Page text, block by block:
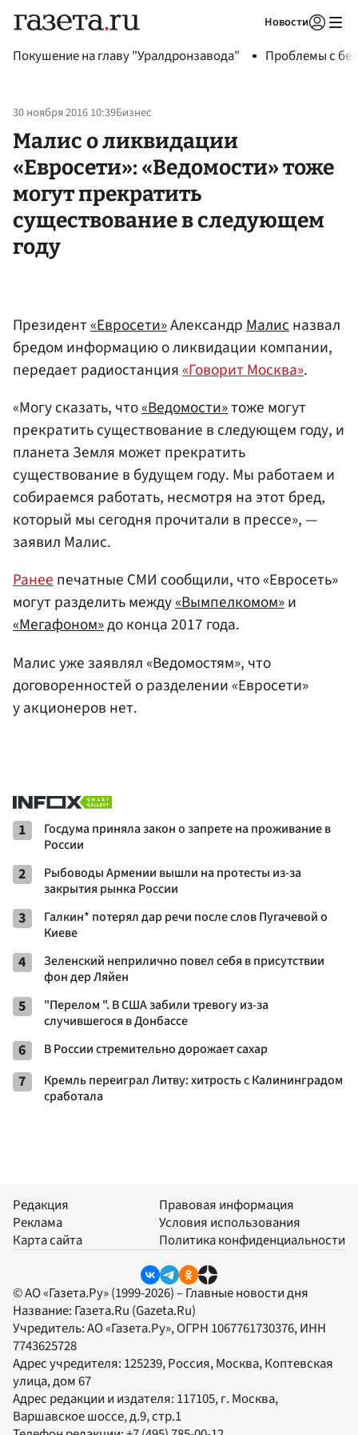
Новости
Покушение на главу "Уралдронзавода" Проблемы с
30 ноября 2016 10:39Бизнес
Малис о ликвидации
«Евросети»: «Ведомости» тоже
могут прекратить
существование в следующем
году
Президент«Евросети»АлександрМалисназвал
бредом информацию о ликвидации компании,
передает радиостанция«Говорит Москва».
«Могу сказать, что«Ведомости»тоже могут
прекратить существование в следующем году, и
планета Земля может прекратить
существование в будущем году. Мы работаем и
собираемся работать, несмотря на этот бред,
который мы сегодня прочитали в прессе», —
заявил Малис.
Ранеепечатные СМИ сообщили, что «Евросеть»
могут разделить между«Вымпелкомом»и
«Мегафоном»до конца 2017 года.
Малис уже заявлял «Ведомостям», что
договоренностей о разделении «Евросети»
у акционеров нет.
1
Госдума приняла закон о запрете на проживание в
России
2
Рыбоводы Армении вышли на протесты из-за
закрытия рынка России
3
Галкин* потерял дар речи после слов Пугачевой о
Киеве
4
Зеленский неприлично повел cебя в присутствии
фон дер Ляйен
5
"Перелом ". В США забили тревогу из-за
случившегося в Донбассе
6 В России стремительно дорожает сахар
7
Кремль переиграл Литву: хитрость с Калининградом
сработала
Редакция
Реклама
Карта сайта
Правовая информация
Условия использования
Политика конфиденциальности
© АО «Газета.Ру» (1999-2026) – Главные новости дня
Название: Газета.Ru (Gazeta.Ru)
Учредитель:АО «Газета.Ру», ОГРН 1067761730376, ИНН
7743625728
Адрес учредителя: 125239, Россия, Москва, Коптевская
улица, дом 67
Адрес редакции и издателя: 117105, г. Москва,
Варшавское шоссе, д.9, стр.1